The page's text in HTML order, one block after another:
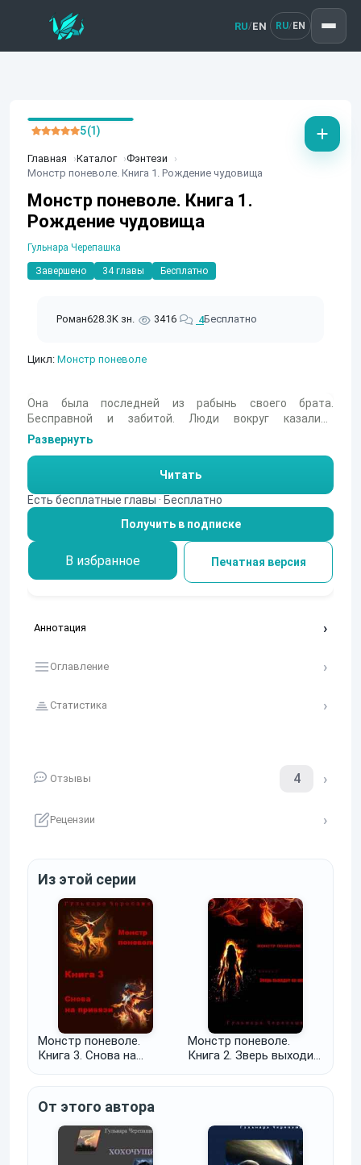
RU/EN RU/ EN
Главная Каталог
Фэнтези
Монстр поневоле. Книга 1. Рождение чудовища
Монстр поневоле. Книга 1.
Рождение чудовища
Гульнара Черепашка
Завершено 34 главы Бесплатно
Роман628.3K зн. 3416 4Бесплатно
Цикл: Монстр поневоле
5 (1)
Она была последней из рабынь своего брата.
Бесправной и забитой. Люди вокруг казались
равнодушными безжалостными чудовищами. Мудрено
ли самой не стать чудовищем, получив силу, о которой
даже помыслить не могла?
Развернуть
Читать
Есть бесплатные главы · Бесплатно
Получить в подписке
В избранное Печатная версия
Аннотация
Оглавление
Статистика
Отзывы 4
Рецензии
Из этой серии
Монстр поневоле.
Книга 3. Снова на
Монстр поневоле.
Книга 2. Зверь выходит
От этого автора